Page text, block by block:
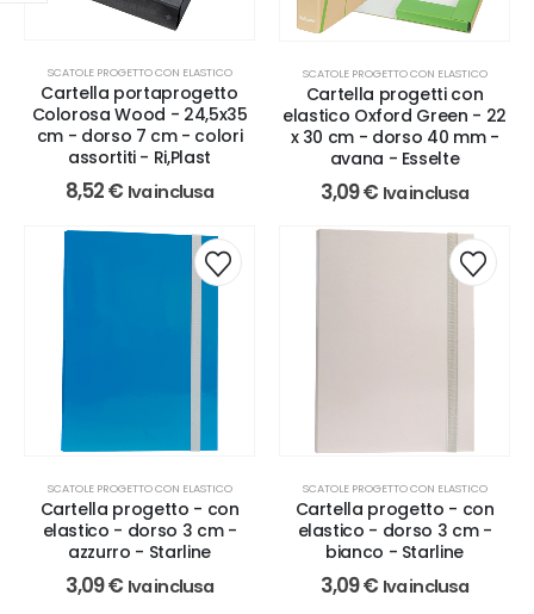
SCATOLE PROGETTO CON ELASTICO
Cartella portaprogetto
Colorosa Wood - 24,5x35
cm - dorso 7 cm - colori
assortiti - Ri,Plast
8,52€ Iva inclusa
SCATOLE PROGETTO CON ELASTICO
Cartella progetti con
elastico Oxford Green - 22
x 30 cm - dorso 40 mm -
avana - Esselte
3,09€ Iva inclusa
SCATOLE PROGETTO CON ELASTICO
Cartella progetto - con
elastico - dorso 3 cm -
azzurro - Starline
3,09€ Iva inclusa
SCATOLE PROGETTO CON ELASTICO
Cartella progetto - con
elastico - dorso 3 cm -
bianco - Starline
3,09€ Iva inclusa